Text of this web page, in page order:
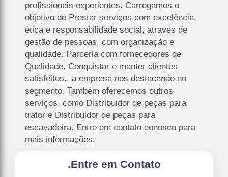
profissionais experientes. Carregamos o
objetivo de Prestar serviços com excelência,
ética e responsabilidade social, através de
gestão de pessoas, com organização e
qualidade. Parceria com fornecedores de
Qualidade. Conquistar e manter clientes
satisfeitos., a empresa nos destacando no
segmento. Também oferecemos outros
serviços, como Distribuidor de peças para
trator e Distribuidor de peças para
escavadeira. Entre em contato conosco para
mais informações.
.Entre em Contato